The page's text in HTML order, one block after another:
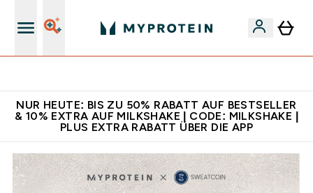
NUR HEUTE: BIS ZU 50% RABATT AUF BESTSELLER
& 10% EXTRA AUF MILKSHAKE | CODE: MILKSHAKE |
PLUS EXTRA RABATT ÜBER DIE APP